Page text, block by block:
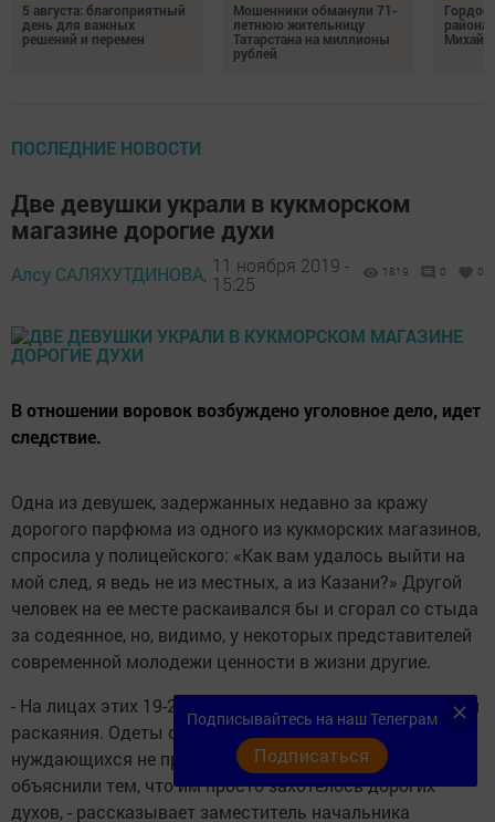
5 августа: благоприятный
день для важных
решений и перемен
Мошенники обманули 71-
летнюю жительницу
Татарстана на миллионы
рублей
ПОСЛЕДНИЕ НОВОСТИ
Две девушки украли в кукморском
магазине дорогие духи
Алсу САЛЯХУТДИНОВА, 11 ноября 2019 -
15:25
1819 0 0
В отношении воровок возбуждено уголовное дело, идет
следствие.
Одна из девушек, задержанных недавно за кражу
дорогого парфюма из одного из кукморских магазинов,
спросила у полицейского: «Как вам удалось выйти на
мой след, я ведь не из местных, а из Казани?» Другой
человек на ее месте раскаивался бы и сгорал со стыда
за содеянное, но, видимо, у некоторых представителей
современной молодежи ценности в жизни другие.
- На лицах этих 19-20-летних девушек я не увидел и тени
раскаяния. Одеты они хорошо, впечатления
нуждающихся не производили. Свой поступок они
объяснили тем, что им просто захотелось дорогих
духов, - рассказывает заместитель начальника
Подписывайтесь на наш Телеграм
Подписаться